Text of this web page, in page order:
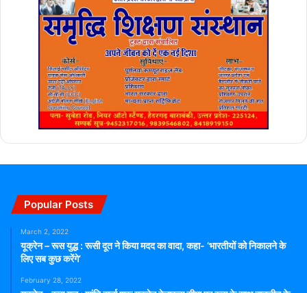
Popular Posts
March 2, 2022
यूक्रेन – रूस युद्ध : रूसी दूत ने किया मदद का वादा, कहा- ‘भारतीयों को निकालने के
लिए सब कुछ करेंगे’
February 28, 2022